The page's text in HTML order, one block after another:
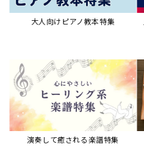
大人向けピアノ教本特集
演奏して癒される楽譜特集